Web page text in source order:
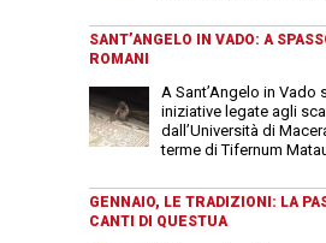
SANT’ANGELO IN VADO: A
ROMANI
A Sant’Angelo in Vado
iniziative legate agli
dall’Università di
terme di Tifernum
GENNAIO, LE TRADIZIONI: LA
CANTI DI QUESTUA